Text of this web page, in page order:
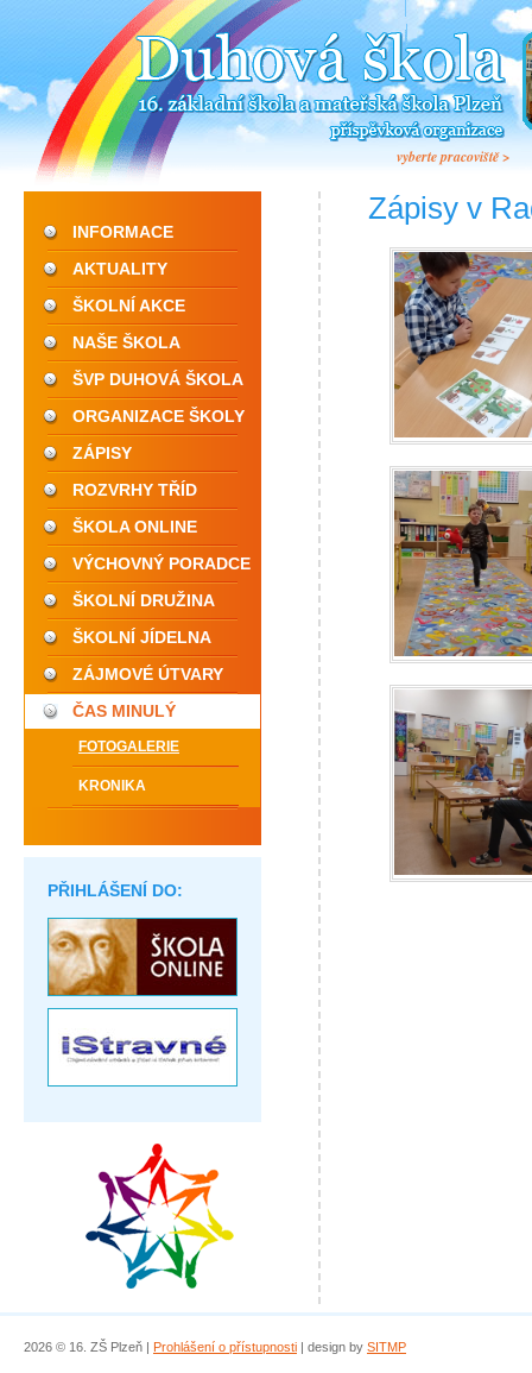
vyberte pracoviště >
INFORMACE
AKTUALITY
ŠKOLNÍ AKCE
NAŠE ŠKOLA
ŠVP DUHOVÁ ŠKOLA
ORGANIZACE ŠKOLY
ZÁPISY
ROZVRHY TŘÍD
ŠKOLA ONLINE
VÝCHOVNÝ PORADCE
ŠKOLNÍ DRUŽINA
ŠKOLNÍ JÍDELNA
ZÁJMOVÉ ÚTVARY
ČAS MINULÝ
FOTOGALERIE
KRONIKA
PŘIHLÁŠENÍ DO:
Zápisy v
2026 © 16. ZŠ Plzeň | Prohlášení o přístupnosti | design by SITMP